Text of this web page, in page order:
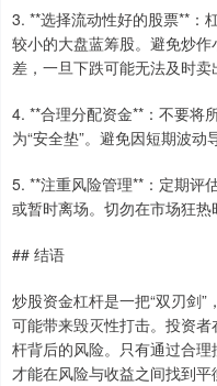
3. **选择流动性好的股票**：
较小的大盘蓝筹股。避免炒
差，一旦下跌可能无法及时卖
4. **合理分配资金**：不要将
为“安全垫”。避免因短期波动
5. **注重风险管理**：定期评
或暂时离场。切勿在市场狂热
## 结语
炒股资金杠杆是一把“双刃剑
可能带来毁灭性打击。投资
杆背后的风险。只有通过合理
才能在风险与收益之间找到平